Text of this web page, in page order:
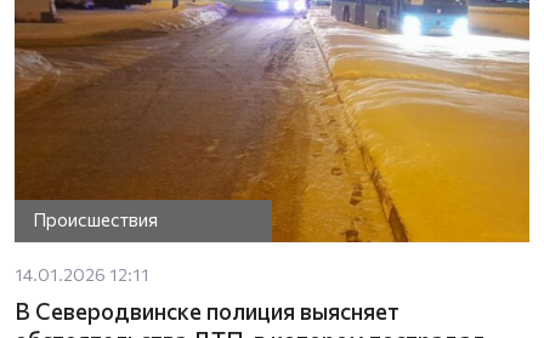
Происшествия
14.01.2026 12:11
В Северодвинске полиция выясняет